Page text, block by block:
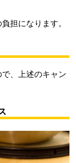
担になります。
、上述のキャン